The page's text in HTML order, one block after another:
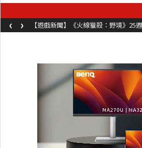
【遊戲新聞】《火線獵殺：野境》25
容同時系舊作限時超平價折扣
‹ ›